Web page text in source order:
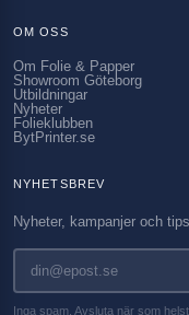
OM OSS
Om Folie & Papper
Showroom Göteborg
Utbildningar
Nyheter
Folieklubben
BytPrinter.se
NYHETSBREV
Nyheter, kampanjer och
Inga spam. Avsluta när som helst.